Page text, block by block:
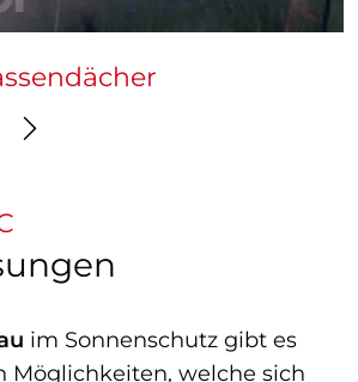
im Sonnenschutz gibt es
Möglichkeiten, welche sich